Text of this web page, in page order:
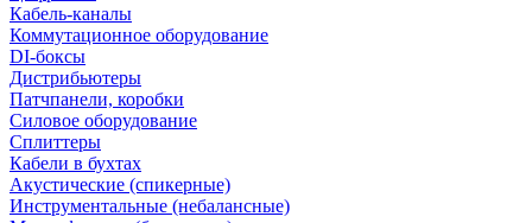
Кабель-каналы
Коммутационное оборудование
DI-боксы
Дистрибьютеры
Патчпанели, коробки
Силовое оборудование
Сплиттеры
Кабели в бухтах
Акустические (спикерные)
Инструментальные (небалансные)